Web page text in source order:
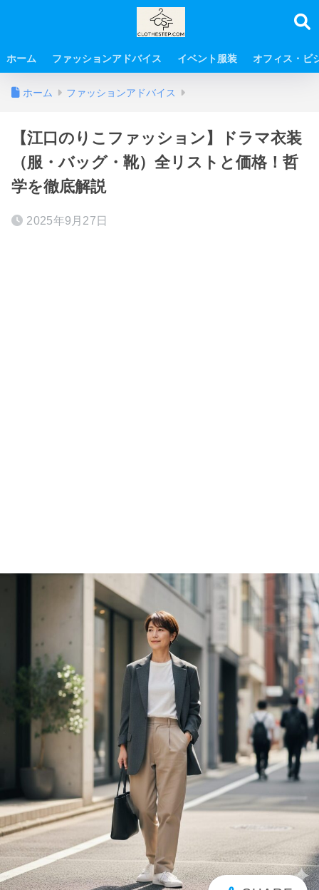
ホーム ファッションアドバイス イベント服装 オフィス・ビ
ホーム ファッションアドバイス
【江口のりこファッション】ドラマ衣装
（服・バッグ・靴）全リストと価格！哲
学を徹底解説
2025年9月27日